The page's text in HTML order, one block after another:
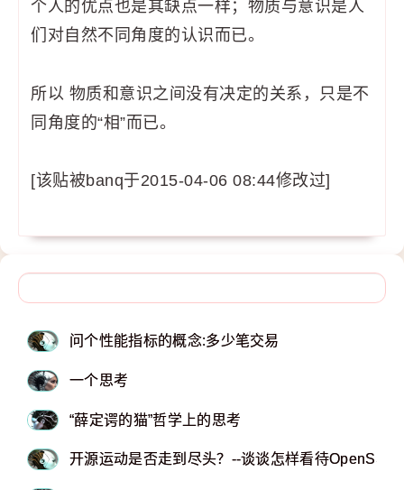
个人的优点也是其缺点一样；物质与意识是人
们对自然不同角度的认识而已。
所以 物质和意识之间没有决定的关系，只是不
同角度的“相”而已。
[该贴被banq于2015-04-06 08:44修改过]
问个性能指标的概念:多少笔交易
一个思考
“薛定谔的猫”哲学上的思考
开源运动是否走到尽头？--谈谈怎样看待OpenSSL